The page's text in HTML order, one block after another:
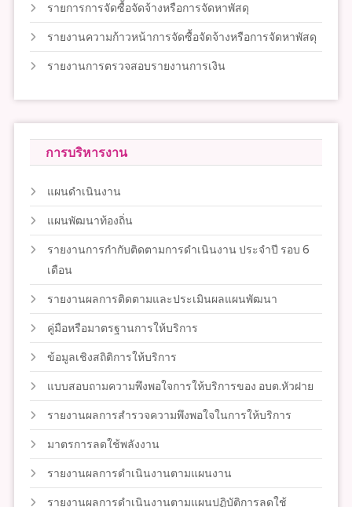
รายการการจัดซื้อจัดจ้างหรือการจัดหาพัสดุ
รายงานความก้าวหน้าการจัดซื้อจัดจ้างหรือการจัดหาพัสดุ
รายงานการตรวจสอบรายงานการเงิน
การบริหารงาน
แผนดำเนินงาน
แผนพัฒนาท้องถิ่น
รายงานการกำกับติดตามการดำเนินงาน ประจำปี รอบ 6
เดือน
รายงานผลการติดตามและประเมินผลแผนพัฒนา
คู่มือหรือมาตรฐานการให้บริการ
ข้อมูลเชิงสถิติการให้บริการ
แบบสอบถามความพึงพอใจการให้บริการของ อบต.หัวฝาย
รายงานผลการสำรวจความพึงพอใจในการให้บริการ
มาตรการลดใช้พลังงาน
รายงานผลการดำเนินงานตามแผนงาน
รายงานผลการดำเนินงานตามแผนปฏิบัติการลดใช้